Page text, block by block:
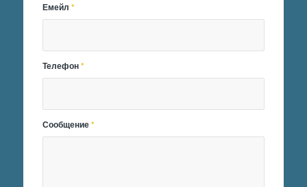
Емейл*
Телефон*
Сообщение*